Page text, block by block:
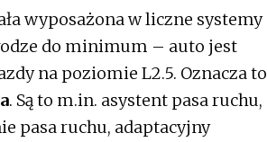
wyposażona w liczne systemy
do minimum – auto jest
na poziomie L2.5. Oznacza to
. Są to m.in. asystent pasa ruchu,
pasa ruchu, adaptacyjny